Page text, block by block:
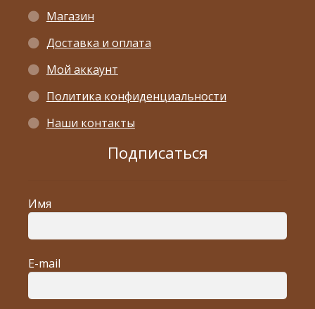
Магазин
Доставка и оплата
Мой аккаунт
Политика конфиденциальности
Наши контакты
Подписаться
Имя
E-mail